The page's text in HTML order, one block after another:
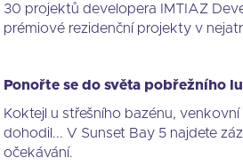
30 projektů developera IMTIAZ
prémiové rezidenční projekty v
Ponořte se do světa pobřežního
Koktejl u střešního bazénu,
dohodil... V Sunset Bay 5 najdete
očekávání.